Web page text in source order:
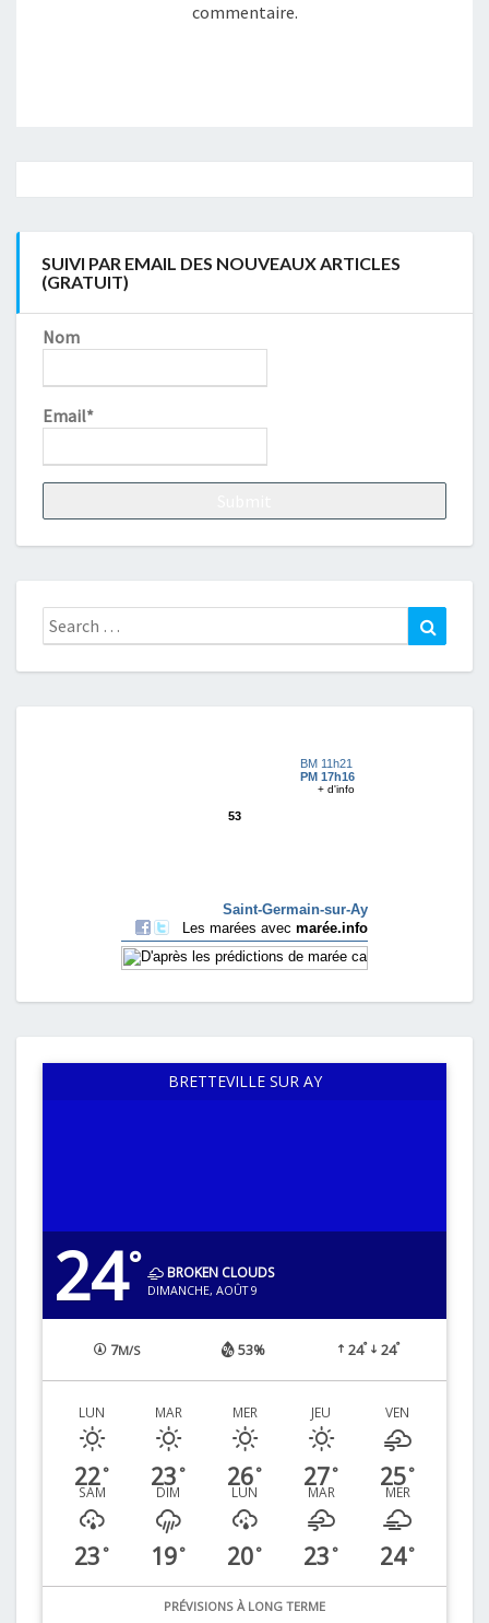
commentaire.
article
SUIVI PAR EMAIL DES NOUVEAUX ARTICLES
(GRATUIT)
Nom
Email*
Search
for:
BRETTEVILLE SUR AY
24° BROKEN CLOUDS
DIMANCHE, AOÛT 9
7M/S 53% 24° 24°
LUN
22°
MAR
23 °
MER
26°
JEU
27°
VEN
25°
SAM
23 °
DIM
19°
LUN
20°
MAR
23 °
MER
24°
PRÉVISIONS À LONG TERME